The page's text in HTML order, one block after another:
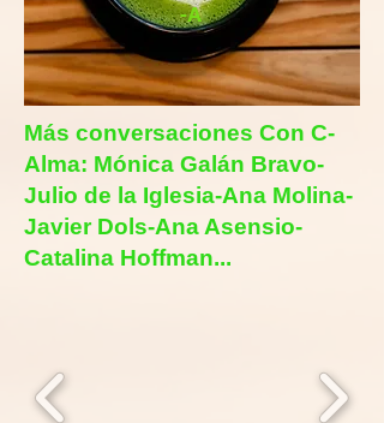
-A
Más conversaciones Con C-
Alma: Mónica Galán Bravo-
Julio de la Iglesia-Ana Molina-
Javier Dols-Ana Asensio-
Catalina Hoffman...